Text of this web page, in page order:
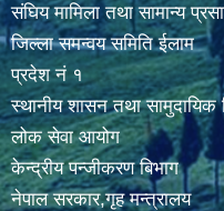
संघिय मामिला तथा सामान्य
जिल्ला समन्वय समिति ईलाम
प्रदेश नं १
स्थानीय शासन तथा सामुदायिक
लोक सेवा आयोग
केन्द्रीय पन्जीकरण बिभाग
नेपाल सरकार,गृह मन्त्रालय